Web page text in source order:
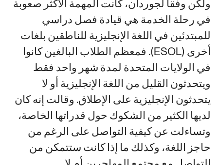
ولكن وفقاً لجوردان، كانت المهمة الأكثر صعوبة
في رحلة الخدمة هي قيادة فصل دراسي
للمبتدئين في اللغة الإنجليزية للناطقين بلغات
أخرى (ESOL). فمعظم الطلاب البالغين كانوا
في الولايات المتحدة لمدة شهر واحد فقط
ويتحدثون القليل من اللغة الإنجليزية أو لا
يتحدثون الإنجليزية على الإطلاق. وقالت إنه كان
لديها الكثير من الشكوك حول قدراتها الخاصة،
وتساءلت عن كيفية التواصل على الرغم من
حاجز اللغة، وكذلك ما إذا كانت ستتمكن من